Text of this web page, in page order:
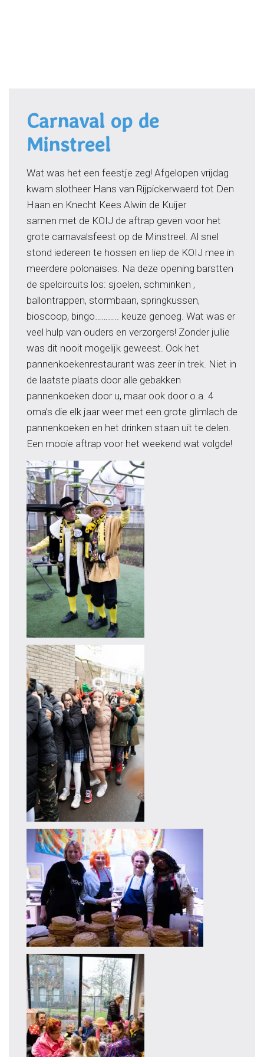
Carnaval op de
Minstreel
Wat was het een feestje zeg! Afgelopen vrijdag
kwam slotheer Hans van Rijpickerwaerd tot Den
Haan en Knecht Kees Alwin de Kuijer
samen met de KOIJ de aftrap geven voor het
grote carnavalsfeest op de Minstreel. Al snel
stond iedereen te hossen en liep de KOIJ mee in
meerdere polonaises. Na deze opening barstten
de spelcircuits los: sjoelen, schminken ,
ballontrappen, stormbaan, springkussen,
bioscoop, bingo……….. keuze genoeg. Wat was er
veel hulp van ouders en verzorgers! Zonder jullie
was dit nooit mogelijk geweest. Ook het
pannenkoekenrestaurant was zeer in trek. Niet in
de laatste plaats door alle gebakken
pannenkoeken door u, maar ook door o.a. 4
oma’s die elk jaar weer met een grote glimlach de
pannenkoeken en het drinken staan uit te delen.
Een mooie aftrap voor het weekend wat volgde!